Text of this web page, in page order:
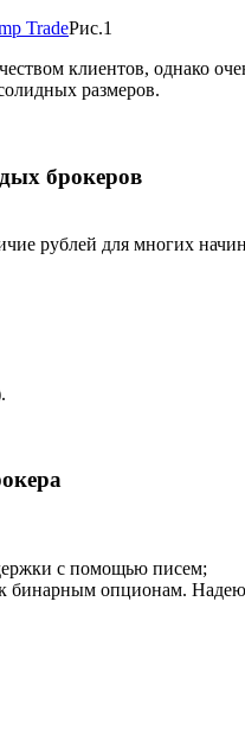
Рис.1
клиентов, однако
размеров.
брокеров
рублей для многих
с помощью писем;
бинарным опционам.